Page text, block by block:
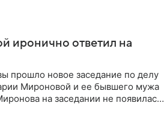
иронично ответил на
прошло новое заседание по делу
Мироновой и ее бывшего мужа
на заседании не появилась.